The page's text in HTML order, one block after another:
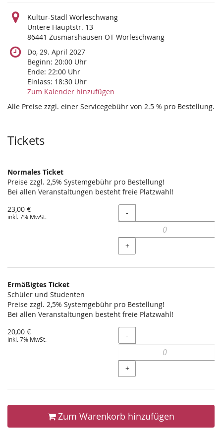
Kultur-Stadl Wörleschwang
Untere Hauptstr. 13
86441 Zusmarshausen OT Wörleschwang
Do, 29. April 2027
Beginn: 20:00 Uhr
Ende: 22:00 Uhr
Einlass: 18:30 Uhr
Zum Kalender hinzufügen
Alle Preise zzgl. einer Servicegebühr von 2.5 % pro Bestellung.
Produkte
Tickets
Normales Ticket
Preise zzgl. 2,5% Systemgebühr pro Bestellung!
Bei allen Veranstaltungen besteht freie Platzwahl!
23,00 €
inkl. 7% MwSt. Menge
-
+
Ermäßigtes Ticket
Schüler und Studenten
Preise zzgl. 2,5% Systemgebühr pro Bestellung!
Bei allen Veranstaltungen besteht freie Platzwahl!
20,00 €
inkl. 7% MwSt. Menge
-
+
Zum Warenkorb hinzufügen